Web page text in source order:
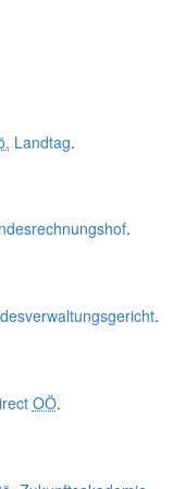
Landtag.
.
.
OÖ.